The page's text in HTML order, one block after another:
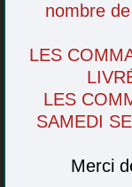
nombre
LES
LES
SAMEDI
Merci
Fruits Secs